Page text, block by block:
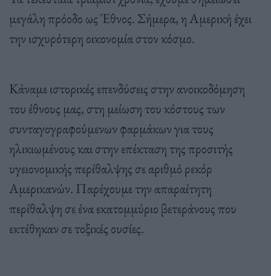
μεγάλη πρόοδο ως Έθνος. Σήμερα, η Αμερική έχει
την ισχυρότερη οικονομία στον κόσμο.
Κάναμε ιστορικές επενδύσεις στην ανοικοδόμηση
του έθνους μας, στη μείωση του κόστους των
συνταγογραφούμενων φαρμάκων για τους
ηλικιωμένους και στην επέκταση της προσιτής
υγειονομικής περίθαλψης σε αριθμό ρεκόρ
Αμερικανών. Παρέχουμε την απαραίτητη
περίθαλψη σε ένα εκατομμύριο βετεράνους που
εκτέθηκαν σε τοξικές ουσίες.